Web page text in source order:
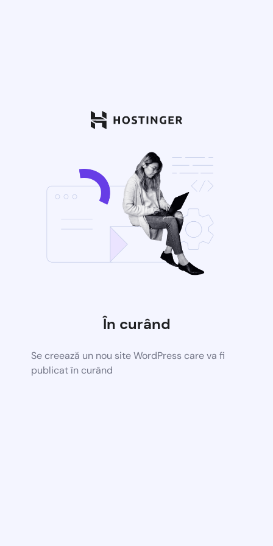
În curând
Se creează un nou site WordPress care va fi
publicat în curând